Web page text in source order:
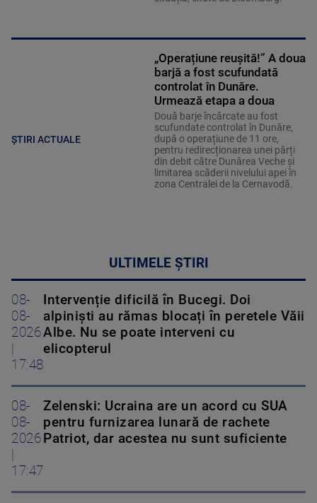
ȘTIRI ACTUALE
„Operațiune reușită!” A doua
barjă a fost scufundată
controlat în Dunăre.
Urmează etapa a doua
Două barje încărcate au fost
scufundate controlat în Dunăre,
după o operațiune de 11 ore,
pentru redirecționarea unei părți
din debit către Dunărea Veche și
limitarea scăderii nivelului apei în
zona Centralei de la Cernavodă.
ULTIMELE ȘTIRI
08-
08-
2026
|
17:48
Intervenție dificilă în Bucegi. Doi
alpiniști au rămas blocați în peretele Văii
Albe. Nu se poate interveni cu
elicopterul
08-
08-
2026
|
17:47
Zelenski: Ucraina are un acord cu SUA
pentru furnizarea lunară de rachete
Patriot, dar acestea nu sunt suficiente